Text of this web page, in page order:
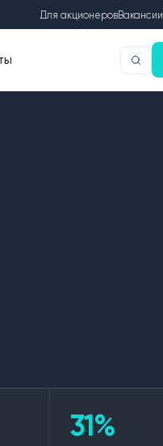
Для акционеровВакансии
31%